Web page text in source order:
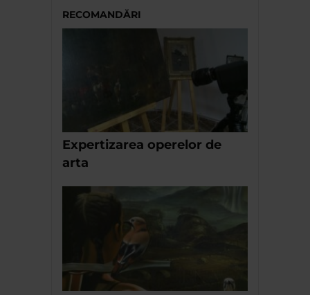
RECOMANDĂRI
Expertizarea operelor de
arta